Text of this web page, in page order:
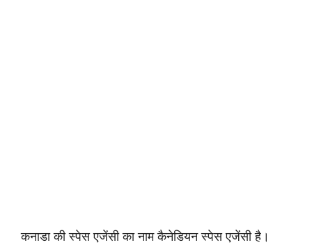
कनाडा की स्पेस एजेंसी का नाम कैनेडियन स्पेस एजेंसी है।